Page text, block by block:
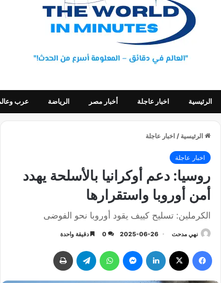
الرئيسية اخبار عاجلة أخبار مصر الرياضة عرب
الرئيسية / اخبار عاجلة
اخبار عاجلة
روسيا: دعم أوكرانيا بالأسلحة يهدد
أمن أوروبا واستقرارها
الكرملين: تسليح كييف يقود أوروبا نحو الفوضى
نهي مدحت 2025-06-26
0 دقيقة واحدة